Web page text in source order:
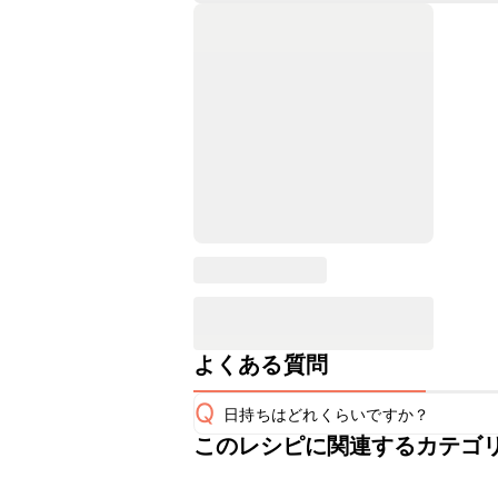
よくある質問
Q 日持ちはどれくらいですか？
こちらのレシピは出来たてをお召し
このレシピに関連するカテゴ